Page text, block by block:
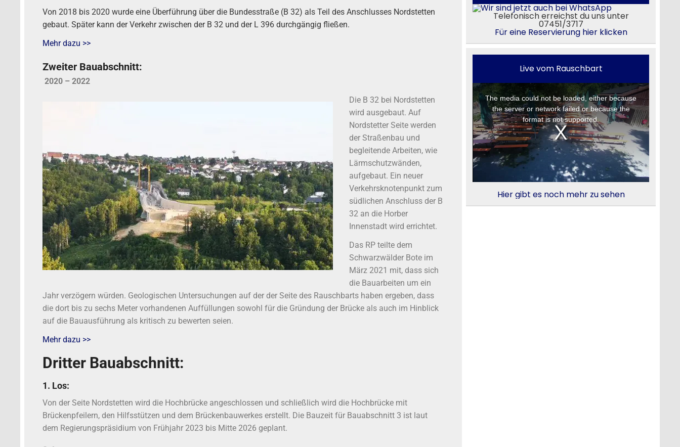
Von 2018 bis 2020 wurde eine Überführung über die Bundesstraße (B 32) als Teil des Anschlusses Nordstetten
gebaut. Später kann der Verkehr zwischen der B 32 und der L 396 durchgängig fließen.
Mehr dazu >>
Zweiter Bauabschnitt:
2020 – 2022
Die B 32 bei Nordstetten
wird ausgebaut. Auf
Nordstetter Seite werden
der Straßenbau und
begleitende Arbeiten, wie
Lärmschutzwänden,
aufgebaut. Ein neuer
Verkehrsknotenpunkt zum
südlichen Anschluss der B
32 an die Horber
Innenstadt wird errichtet.
Das RP teilte dem
Schwarzwälder Bote im
März 2021 mit, dass sich
die Bauarbeiten um ein
Jahr verzögern würden. Geologischen Untersuchungen auf der der Seite des Rauschbarts haben ergeben, dass
die dort bis zu sechs Meter vorhandenen Auffüllungen sowohl für die Gründung der Brücke als auch im Hinblick
auf die Bauausführung als kritisch zu bewerten seien.
Mehr dazu >>
Dritter Bauabschnitt:
1. Los:
Von der Seite Nordstetten wird die Hochbrücke angeschlossen und schließlich wird die Hochbrücke mit
Brückenpfeilern, den Hilfsstützen und dem Brückenbauwerkes erstellt. Die Bauzeit für Bauabschnitt 3 ist laut
dem Regierungspräsidium von Frühjahr 2023 bis Mitte 2026 geplant.
Telefonisch erreichst du uns unter
07451/3717
Für eine Reservierung hier klicken
Live vom Rauschbart
Hier gibt es noch mehr zu sehen